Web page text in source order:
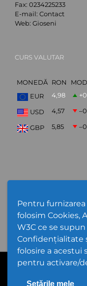
Pentru
folosim Cookies,
W3C ce se
Confidențialitate
folosire a acestui
pentru activare/
Setările mele
Fax: 0234225233
E-mail: Contact
Web: Gioseni
CURS VALUTAR
MONEDĂ RON
EUR
4,98
USD 4,57
GBP 5,85
Cod Județ 4 | Județul
Codul SIRUTA al
PPW @2026 |Hartă